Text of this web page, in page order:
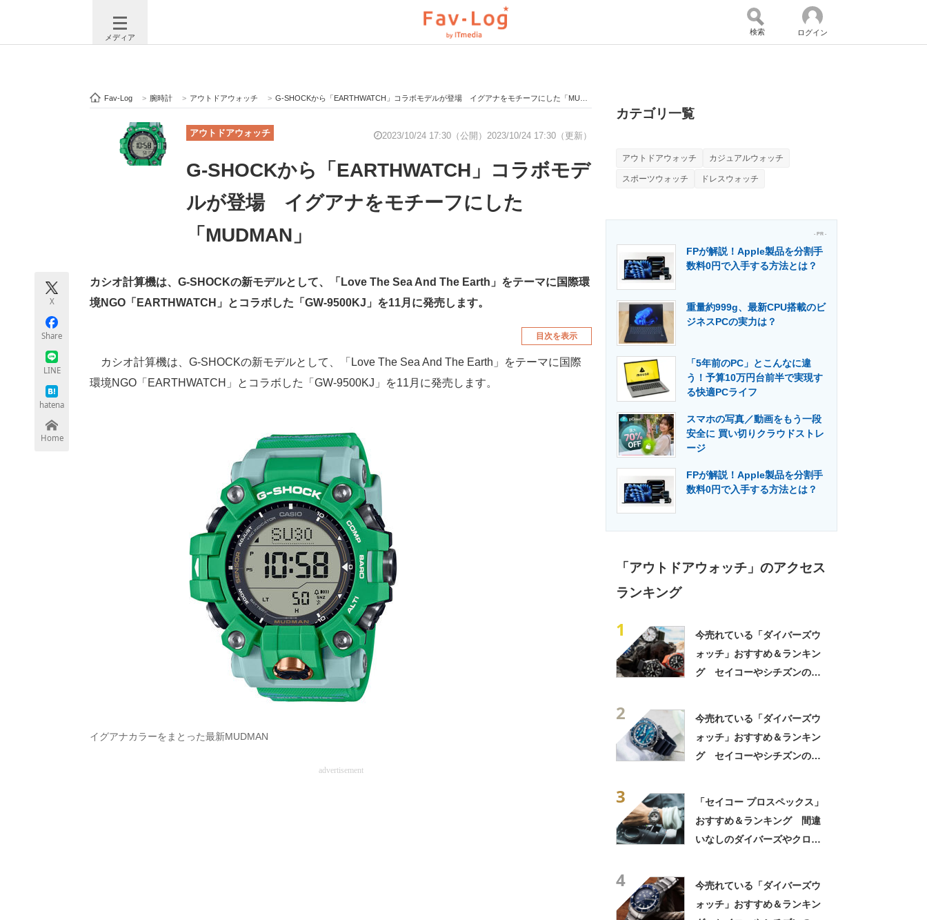
メディア
注目記事を集めた総合ページ ITの今と未来を見通す スマホと通信の最新トレンド 進化するPCとデバイスの未来
ビジネスと働き方のヒント AI活用のいまが分かる 企業ITのトレンドを詳説 経営リーダーのコミュニティ
ITエンジニア向け専門サイト 企業向けIT製品の総合サイト
モノづくり技術者専門サイト エレクトロニクス専門サイト 電子設計の基本と応用
ちょっと気になるネットの話題
検索 ログイン
Fav-Log > 腕時計 > アウトドアウォッチ > G-SHOCKから「EARTHWATCH」コラボモデルが登場 イグアナをモチーフにした「MUDMAN」
アウトドアウォッチ 2023/10/24 17:30（公開） 2023/10/24 17:30（更新）
G-SHOCKから「EARTHWATCH」コラボモデ
ルが登場 イグアナをモチーフにした
「MUDMAN」
X
Share
LINE
hatena
Home
カシオ計算機は、G-SHOCKの新モデルとして、「Love The Sea And The Earth」をテーマに国際環
境NGO「EARTHWATCH」とコラボした「GW-9500KJ」を11月に発売します。
目次を表示
カシオ計算機は、G-SHOCKの新モデルとして、「Love The Sea And The Earth」をテーマに国際
環境NGO「EARTHWATCH」とコラボした「GW-9500KJ」を11月に発売します。
イグアナカラーをまとった最新MUDMAN
advertisement
カテゴリ一覧
アウトドアウォッチ カジュアルウォッチ
スポーツウォッチ ドレスウォッチ
- PR -
FPが解説！Apple製品を分割手
数料0円で入手する方法とは？
重量約999g、最新CPU搭載のビ
ジネスPCの実力は？
「5年前のPC」とこんなに違
う！予算10万円台前半で実現す
る快適PCライフ
スマホの写真／動画をもう一段
安全に 買い切りクラウドストレ
ージ
FPが解説！Apple製品を分割手
数料0円で入手する方法とは？
「アウトドアウォッチ」のアクセス
ランキング
1
今売れている「ダイバーズウ
ォッチ」おすすめ＆ランキン
グ セイコーやシチズンの人
2
今売れている「ダイバーズウ
ォッチ」おすすめ＆ランキン
グ セイコーやシチズンの人
3
「セイコー プロスペックス」
おすすめ＆ランキング 間違
いなしのダイバーズやクロノ
4
今売れている「ダイバーズウ
ォッチ」おすすめ＆ランキン